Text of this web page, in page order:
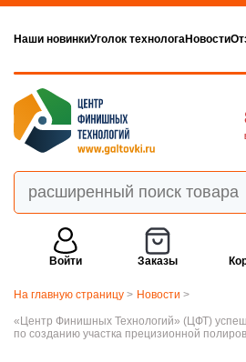
Наши новинкиУголок технологаНовости
Войти Заказы
На главную страницу > Новости >
«Центр Финишных Технологий» (ЦФТ)
по созданию участка прецизионной